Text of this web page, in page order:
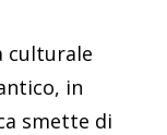
culturale
in
smette di